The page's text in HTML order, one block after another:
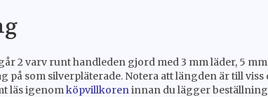
2 varv runt handleden gjord med 3 mm läder, 5
på som silverpläterade. Notera att längden är till
läs igenomköpvillkoreninnan du lägger